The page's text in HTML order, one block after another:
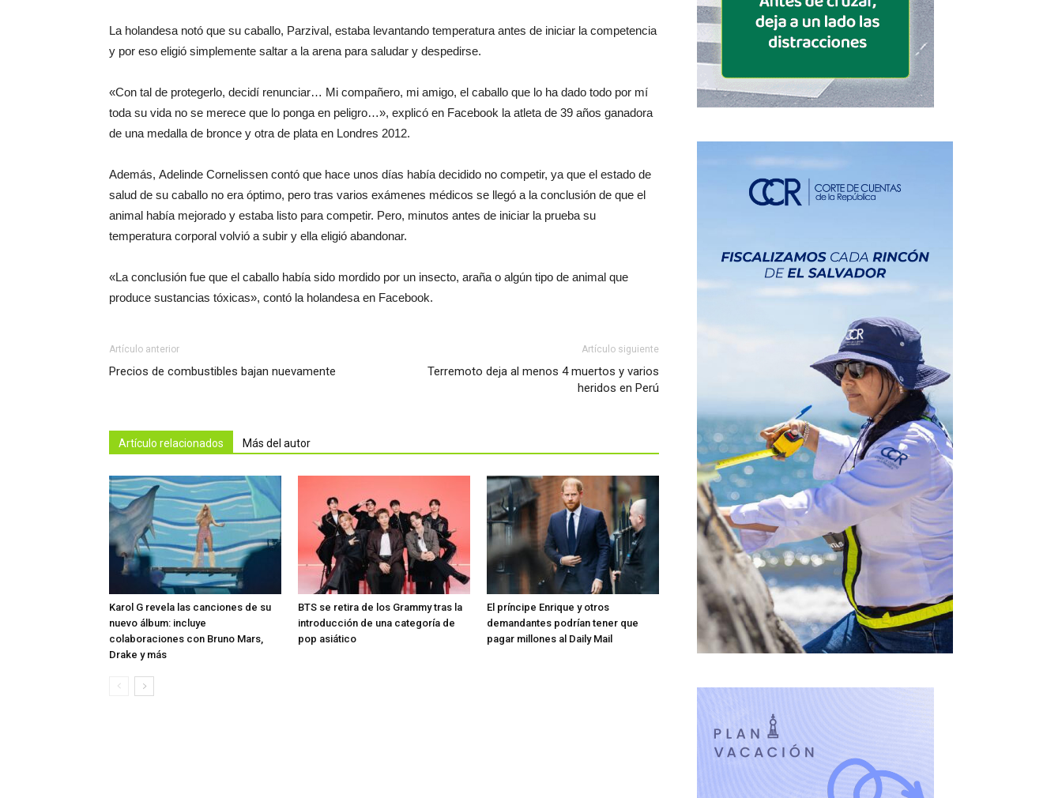
La holandesa notó que su caballo, Parzival, estaba levantando temperatura antes de iniciar la competencia
y por eso eligió simplemente saltar a la arena para saludar y despedirse.
«Con tal de protegerlo, decidí renunciar… Mi compañero, mi amigo, el caballo que lo ha dado todo por mí
toda su vida no se merece que lo ponga en peligro…», explicó en Facebook la atleta de 39 años ganadora
de una medalla de bronce y otra de plata en Londres 2012.
Además, Adelinde Cornelissen contó que hace unos días había decidido no competir, ya que el estado de
salud de su caballo no era óptimo, pero tras varios exámenes médicos se llegó a la conclusión de que el
animal había mejorado y estaba listo para competir. Pero, minutos antes de iniciar la prueba su
temperatura corporal volvió a subir y ella eligió abandonar.
«La conclusión fue que el caballo había sido mordido por un insecto, araña o algún tipo de animal que
produce sustancias tóxicas», contó la holandesa en Facebook.
Artículo anterior
Precios de combustibles bajan nuevamente
Artículo siguiente
Terremoto deja al menos 4 muertos y varios
heridos en Perú
Artículo relacionados Más del autor
Karol G revela las canciones de su
nuevo álbum: incluye
colaboraciones con Bruno Mars,
Drake y más
BTS se retira de los Grammy tras la
introducción de una categoría de
pop asiático
El príncipe Enrique y otros
demandantes podrían tener que
pagar millones al Daily Mail